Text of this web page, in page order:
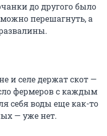
до другого было
перешагнуть, а
и селе держат скот —
фермеров с каждым
себя воды еще как-то
— уже нет.